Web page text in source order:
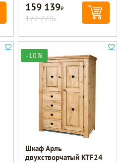
159 139Р
177 770Р
-10%
Шкаф Арль
двухстворчатый KTF24